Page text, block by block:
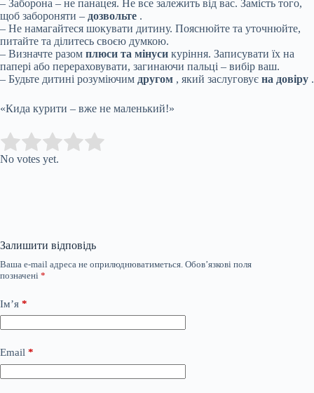
– Заборона – не панацея. Не все залежить від вас. Замість того,
щоб забороняти – дозвольте .
– Не намагайтеся шокувати дитину. Пояснюйте та уточнюйте,
питайте та ділитесь своєю думкою.
– Визначте разом плюси та мінуси куріння. Записувати їх на
папері або перераховувати, загинаючи пальці – вибір ваш.
– Будьте дитині розуміючим другом , який заслуговує на довіру .
«Кида курити – вже не маленький!»
Rate this item:
No votes yet.
Залишити відповідь
Ваша e-mail адреса не оприлюднюватиметься. Обов’язкові поля
позначені *
Ім’я *
Email *